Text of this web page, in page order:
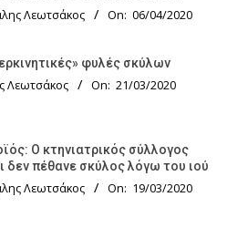
Λεωτσάκος On: 06/04/2020
φυλές σκύλων
Λεωτσάκος On: 21/03/2020
Ο κτηνιατρικός σύλλογος
δεν πέθανε σκύλος λόγω του ιού
Λεωτσάκος On: 19/03/2020